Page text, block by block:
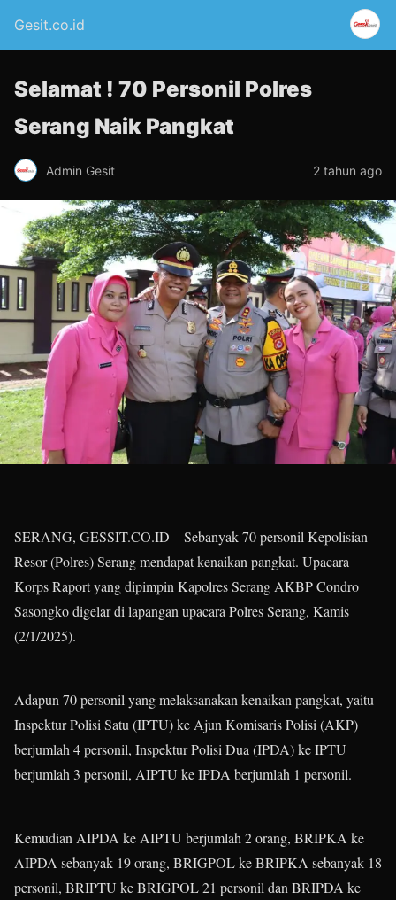
Gesit.co.id
Selamat ! 70 Personil Polres
Serang Naik Pangkat
Admin Gesit 2 tahun ago
SERANG, GESSIT.CO.ID – Sebanyak 70 personil Kepolisian
Resor (Polres) Serang mendapat kenaikan pangkat. Upacara
Korps Raport yang dipimpin Kapolres Serang AKBP Condro
Sasongko digelar di lapangan upacara Polres Serang, Kamis
(2/1/2025).
Adapun 70 personil yang melaksanakan kenaikan pangkat, yaitu
Inspektur Polisi Satu (IPTU) ke Ajun Komisaris Polisi (AKP)
berjumlah 4 personil, Inspektur Polisi Dua (IPDA) ke IPTU
berjumlah 3 personil, AIPTU ke IPDA berjumlah 1 personil.
Kemudian AIPDA ke AIPTU berjumlah 2 orang, BRIPKA ke
AIPDA sebanyak 19 orang, BRIGPOL ke BRIPKA sebanyak 18
personil, BRIPTU ke BRIGPOL 21 personil dan BRIPDA ke